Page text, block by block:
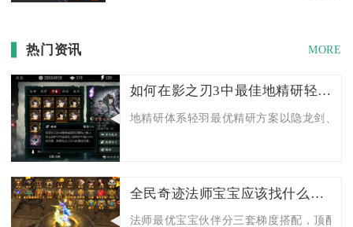
热门资讯 MORE
如何在影之刃3中最佳地精研轻羽技能
地精研体系轻羽最优精研方案以隐龙剑、
全民奇迹法师宝宝应该找什么伙伴
法师最优宝宝伙伴分三套梯度搭配，顶配